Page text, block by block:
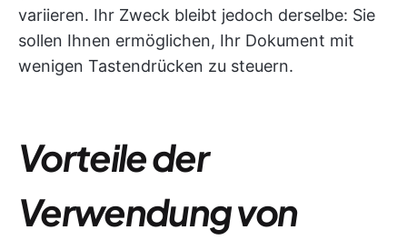
variieren. Ihr Zweck bleibt jedoch derselbe: Sie
sollen Ihnen ermöglichen, Ihr Dokument mit
wenigen Tastendrücken zu steuern.
Vorteile der
Verwendung von